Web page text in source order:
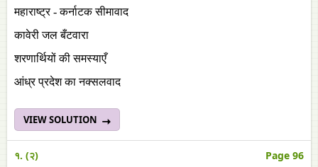
महाराष्ट्र - कर्नाटक सीमावाद
कावेरी जल बँटवारा
शरणार्थियों की समस्याएँ
आंध्र प्रदेश का नक्सलवाद
VIEW SOLUTION
१. (२) Page 96